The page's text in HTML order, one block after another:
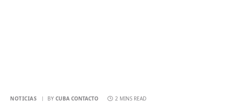
NOTICIAS BY CUBA CONTACTO 2 MINS READ